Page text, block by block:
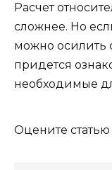
Расчет
сложнее. Но
можно осилить
придется
необходимые
Оцените статью